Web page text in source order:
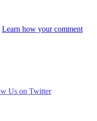
Learn how your comment